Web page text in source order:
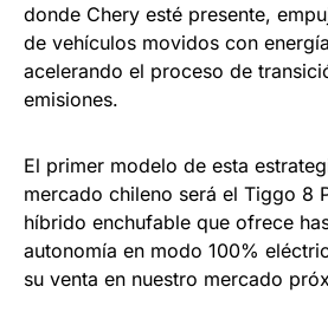
donde Chery esté presente,
de vehículos movidos con
acelerando el proceso de
emisiones.
El primer modelo de esta
mercado chileno será el Tiggo 8
híbrido enchufable que ofrece
autonomía en modo 100%
su venta en nuestro mercado